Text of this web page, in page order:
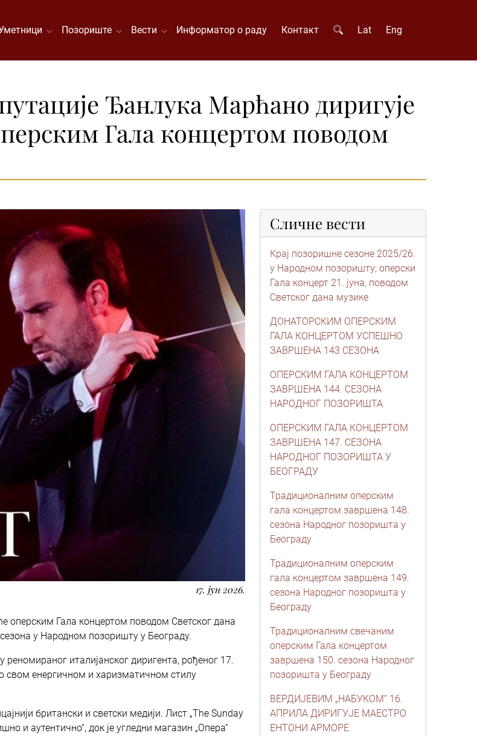
Позориште Вести Информатор о раду Контакт Lat Eng
Ђанлука Марћано диригује
Гала концертом поводом
17. јун 2026.
оперским Гала концертом поводом Светског дана
у Народном позоришту у Београду.
италијанског диригента, рођеног 17.
свом енергичном и харизматичном стилу
британски и светски медији. Лист „The Sunday
и аутентично“, док је угледни магазин „Опера“
Сличне вести
Крај позоришне сезоне 2025/26.
у Народном позоришту; oперски
Гала концерт 21. јуна, поводом
Светског дана музике
ДОНАТОРСКИМ ОПЕРСКИМ
ГАЛА КОНЦЕРТОМ УСПЕШНО
ЗАВРШЕНА 143 СЕЗОНА
ОПЕРСКИМ ГАЛА КОНЦЕРТОМ
ЗАВРШЕНА 144. СЕЗОНА
НАРОДНОГ ПОЗОРИШТА
ОПЕРСКИМ ГАЛА КОНЦЕРТОМ
ЗАВРШЕНА 147. СЕЗОНА
НАРОДНОГ ПОЗОРИШТА У
БЕОГРАДУ
Традиционалним оперским
гала концертом завршена 148.
сезона Народног позоришта у
Београду
Традиционалним оперским
гала концертом завршена 149.
сезона Народног позоришта у
Београду
Традиционалним свечаним
оперским Гала концертом
завршена 150. сезона Народног
позоришта у Београду
ВЕРДИЈЕВИМ „НАБУКОМ“ 16.
АПРИЛА ДИРИГУЈЕ МАЕСТРО
ЕНТОНИ АРМОРЕ